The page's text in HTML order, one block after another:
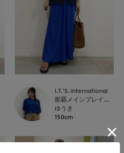
I.T.'S. international
那覇メインプレイスI.T.'S.international
ゆうき
150cm